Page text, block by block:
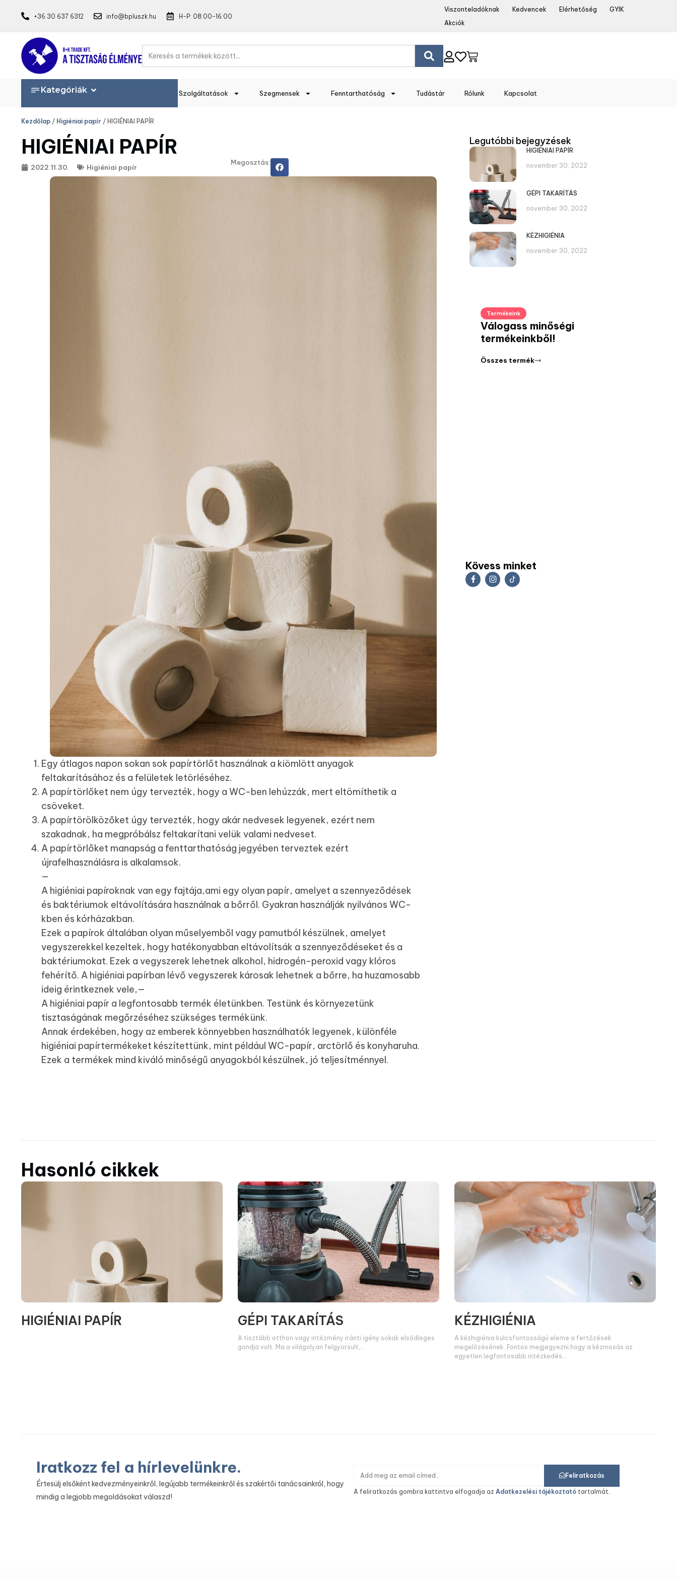
+36 30 637 6312 info@bpluszk.hu H-P: 08:00-16:00
Viszonteladóknak Kedvencek Elérhetőség
GYIK
Akciók
Kategóriák Szolgáltatások Szegmensek Fenntarthatóság Tudástár Rólunk Kapcsolat
Kezdőlap / Higiéniai papír / HIGIÉNIAI PAPÍR
HIGIÉNIAI PAPÍR
2022.11.30. Higiéniai papír
Megosztás:
Egy átlagos napon sokan sok papírtörlőt használnak a kiömlött anyagok
feltakarításához és a felületek letörléséhez.
A papírtörlőket nem úgy tervezték, hogy a WC-ben lehúzzák, mert eltömíthetik a
csöveket.
A papírtörölközőket úgy tervezték, hogy akár nedvesek legyenek, ezért nem
szakadnak, ha megpróbálsz feltakarítani velük valami nedveset.
A papírtörlőket manapság a fenttarthatóság jegyében terveztek ezért
újrafelhasználásra is alkalamsok.
—
A higiéniai papíroknak van egy fajtája,ami egy olyan papír, amelyet a szennyeződések
és baktériumok eltávolítására használnak a bőrről. Gyakran használják nyilvános WC-
kben és kórházakban.
Ezek a papírok általában olyan műselyemből vagy pamutból készülnek, amelyet
vegyszerekkel kezeltek, hogy hatékonyabban eltávolítsák a szennyeződéseket és a
baktériumokat. Ezek a vegyszerek lehetnek alkohol, hidrogén-peroxid vagy klóros
fehérítő. A higiéniai papírban lévő vegyszerek károsak lehetnek a bőrre, ha huzamosabb
ideig érintkeznek vele,—
A higiéniai papír a legfontosabb termék életünkben. Testünk és környezetünk
tisztaságának megőrzéséhez szükséges termékünk.
Annak érdekében, hogy az emberek könnyebben használhatók legyenek, különféle
higiéniai papírtermékeket készítettünk, mint például WC-papír, arctörlő és konyharuha.
Ezek a termékek mind kiváló minőségű anyagokból készülnek, jó teljesítménnyel.
Legutóbbi bejegyzések
HIGIÉNIAI PAPÍR
november 30, 2022
GÉPI TAKARÍTÁS
november 30, 2022
KÉZHIGIÉNIA
november 30, 2022
Termékeink
Válogass minőségi
termékeinkből!
Összes termék
Kövess minket
Hasonló cikkek
HIGIÉNIAI PAPÍR GÉPI TAKARÍTÁS
A tisztább otthon vagy intézmény iránti igény sokak elsődleges
gondja volt. Ma a világolyan felgyorsult,
KÉZHIGIÉNIA
A kézhigiénia kulcsfontosságú eleme a fertőzések
megelőzésének. Fontos megjegyezni,hogy a kézmosás az
egyetlen legfontosabb intézkedés
Iratkozz fel a hírlevelünkre.
Értesülj elsőként kedvezményeinkről, legújabb termékeinkről és szakértői tanácsainkról, hogy
mindig a legjobb megoldásokat válaszd!
Feliratkozás
A feliratkozás gombra kattintva elfogadja az Adatkezelési tájékoztató tartalmát.